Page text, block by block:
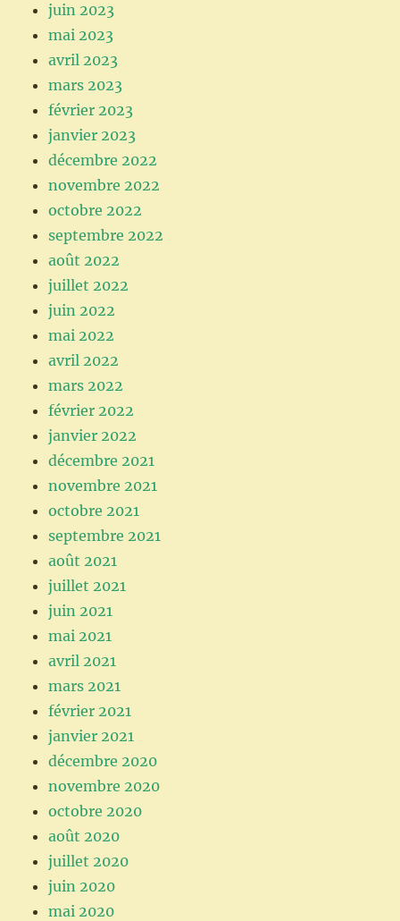
juin 2023
mai 2023
avril 2023
mars 2023
février 2023
janvier 2023
décembre 2022
novembre 2022
octobre 2022
septembre 2022
août 2022
juillet 2022
juin 2022
mai 2022
avril 2022
mars 2022
février 2022
janvier 2022
décembre 2021
novembre 2021
octobre 2021
septembre 2021
août 2021
juillet 2021
juin 2021
mai 2021
avril 2021
mars 2021
février 2021
janvier 2021
décembre 2020
novembre 2020
octobre 2020
août 2020
juillet 2020
juin 2020
mai 2020